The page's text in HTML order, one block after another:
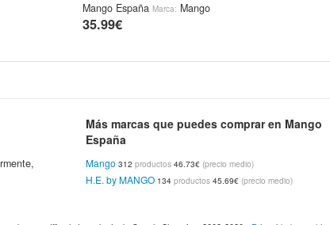
Mango España Marca: Mango
35.99€
Vestido Palabra De Honor Brillante Negro MANGO
Mango España Mango
Más marcas que puedes comprar en Mango
España
Mango 312productos 46.73€ (precio medio)
H.E. by MANGO 134productos 45.69€ (precio medio)